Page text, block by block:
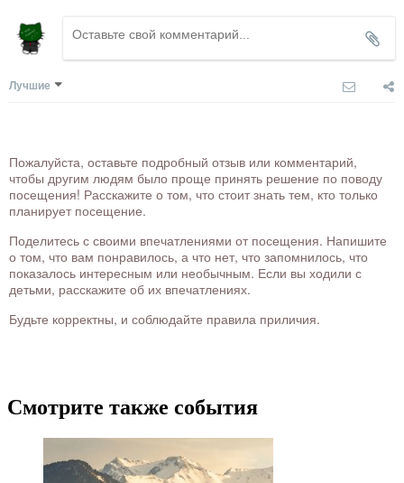
Лучшие
Пожалуйста, оставьте подробный отзыв или комментарий,
чтобы другим людям было проще принять решение по поводу
посещения! Расскажите о том, что стоит знать тем, кто только
планирует посещение.
Поделитесь с своими впечатлениями от посещения. Напишите
о том, что вам понравилось, а что нет, что запомнилось, что
показалось интересным или необычным. Если вы ходили с
детьми, расскажите об их впечатлениях.
Будьте корректны, и соблюдайте правила приличия.
Смотрите также события